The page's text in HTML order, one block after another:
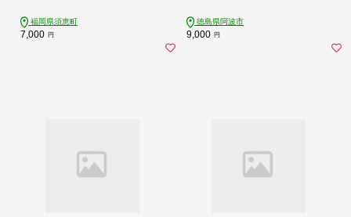
福岡県須恵町
7,000 円
徳島県阿波市
9,000 円